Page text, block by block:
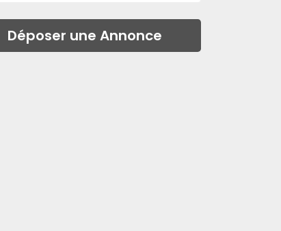
Déposer une Annonce